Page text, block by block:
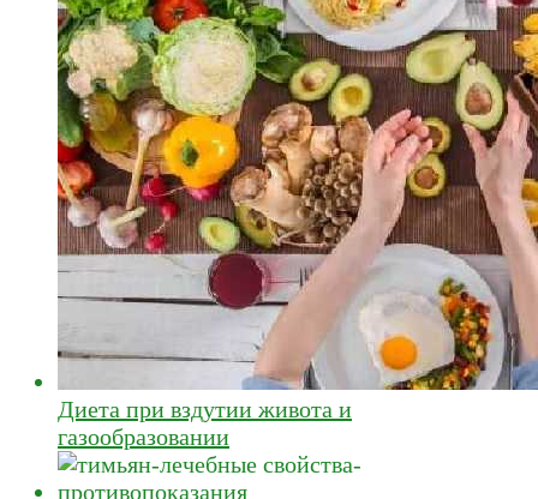
Диета при вздутии живота и
газообразовании